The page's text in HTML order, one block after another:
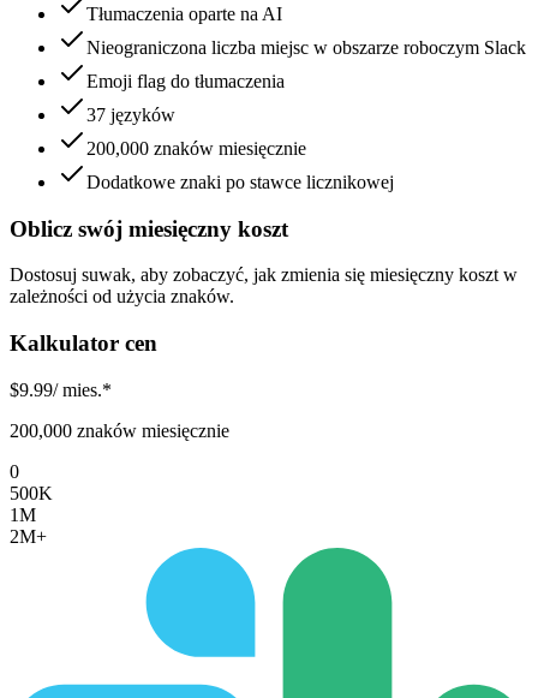
Tłumaczenia oparte na AI
Nieograniczona liczba miejsc w obszarze roboczym Slack
Emoji flag do tłumaczenia
37 języków
200,000 znaków miesięcznie
Dodatkowe znaki po stawce licznikowej
Oblicz swój miesięczny koszt
Dostosuj suwak, aby zobaczyć, jak zmienia się miesięczny koszt w
zależności od użycia znaków.
Kalkulator cen
$9.99/ mies.*
200,000 znaków miesięcznie
0
500K
1M
2M+